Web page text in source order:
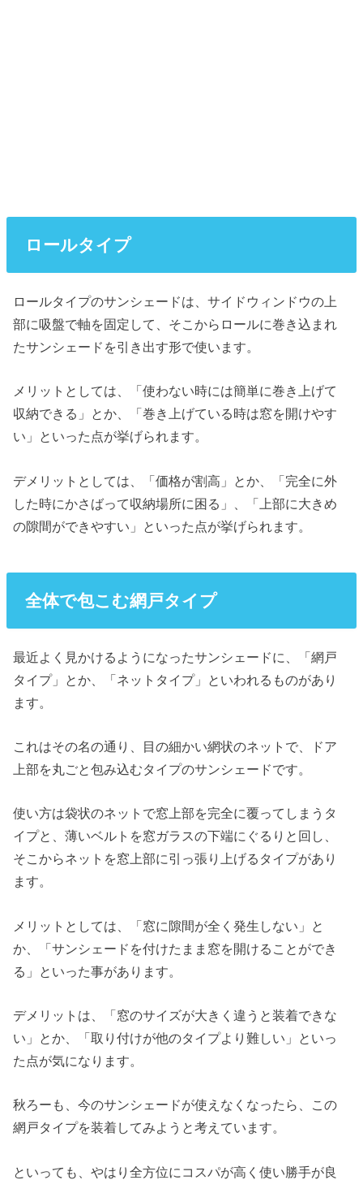
ロールタイプ
ロールタイプのサンシェードは、サイドウィンドウの上
部に吸盤で軸を固定して、そこからロールに巻き込まれ
たサンシェードを引き出す形で使います。
メリットとしては、「使わない時には簡単に巻き上げて
収納できる」とか、「巻き上げている時は窓を開けやす
い」といった点が挙げられます。
デメリットとしては、「価格が割高」とか、「完全に外
した時にかさばって収納場所に困る」、「上部に大きめ
の隙間ができやすい」といった点が挙げられます。
全体で包こむ網戸タイプ
最近よく見かけるようになったサンシェードに、「網戸
タイプ」とか、「ネットタイプ」といわれるものがあり
ます。
これはその名の通り、目の細かい網状のネットで、ドア
上部を丸ごと包み込むタイプのサンシェードです。
使い方は袋状のネットで窓上部を完全に覆ってしまうタ
イプと、薄いベルトを窓ガラスの下端にぐるりと回し、
そこからネットを窓上部に引っ張り上げるタイプがあり
ます。
メリットとしては、「窓に隙間が全く発生しない」と
か、「サンシェードを付けたまま窓を開けることができ
る」といった事があります。
デメリットは、「窓のサイズが大きく違うと装着できな
い」とか、「取り付けが他のタイプより難しい」といっ
た点が気になります。
秋ろーも、今のサンシェードが使えなくなったら、この
網戸タイプを装着してみようと考えています。
といっても、やはり全方位にコスパが高く使い勝手が良